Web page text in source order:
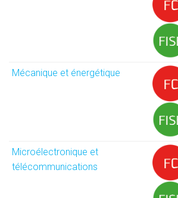
Mécanique et énergétique
Microélectronique et
télécommunications